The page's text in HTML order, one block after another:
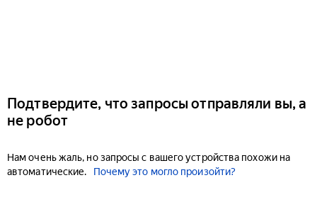
Подтвердите, что запросы отправляли вы, а
не робот
Нам очень жаль, но запросы с вашего устройства похожи на
автоматические.
Почему это могло произойти?